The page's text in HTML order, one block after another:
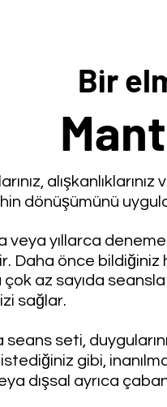
Bir
dönüşümünü
veya yıllarca
Daha önce
çok az sayıda
sağlar.
seans seti,
gibi,
dışsal ayrıca